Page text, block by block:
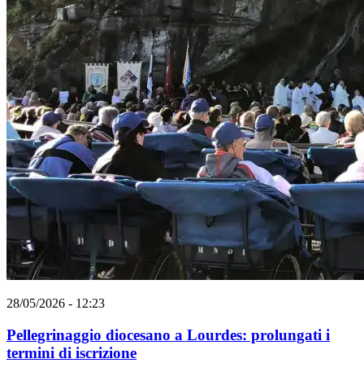
28/05/2026 - 12:23
Pellegrinaggio diocesano a Lourdes: prolungati i
termini di iscrizione